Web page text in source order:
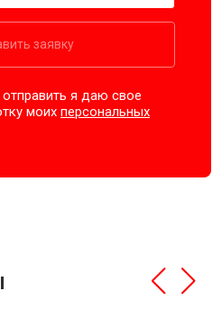
заявку
я даю свое
моихперсональных